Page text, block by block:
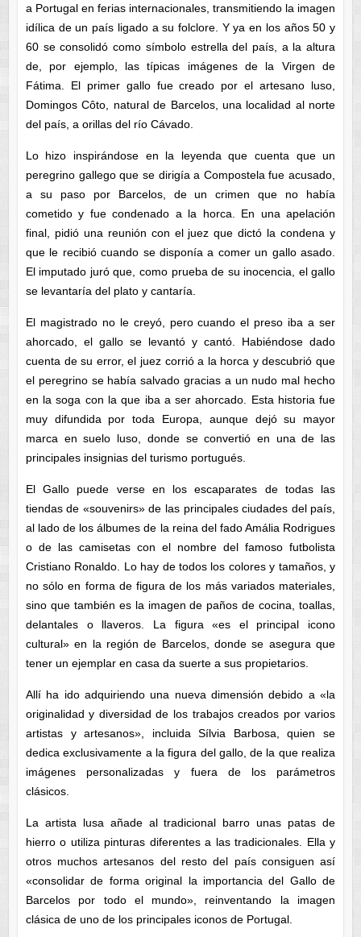
a Portugal en ferias internacionales, transmitiendo la imagen
idílica de un país ligado a su folclore. Y ya en los años 50 y
60 se consolidó como símbolo estrella del país, a la altura
de, por ejemplo, las típicas imágenes de la Virgen de
Fátima. El primer gallo fue creado por el artesano luso,
Domingos Côto, natural de Barcelos, una localidad al norte
del país, a orillas del río Cávado.
Lo hizo inspirándose en la leyenda que cuenta que un
peregrino gallego que se dirigía a Compostela fue acusado,
a su paso por Barcelos, de un crimen que no había
cometido y fue condenado a la horca. En una apelación
final, pidió una reunión con el juez que dictó la condena y
que le recibió cuando se disponía a comer un gallo asado.
El imputado juró que, como prueba de su inocencia, el gallo
se levantaría del plato y cantaría.
El magistrado no le creyó, pero cuando el preso iba a ser
ahorcado, el gallo se levantó y cantó. Habiéndose dado
cuenta de su error, el juez corrió a la horca y descubrió que
el peregrino se había salvado gracias a un nudo mal hecho
en la soga con la que iba a ser ahorcado. Esta historia fue
muy difundida por toda Europa, aunque dejó su mayor
marca en suelo luso, donde se convertió en una de las
principales insignias del turismo portugués.
El Gallo puede verse en los escaparates de todas las
tiendas de «souvenirs» de las principales ciudades del país,
al lado de los álbumes de la reina del fado Amália Rodrigues
o de las camisetas con el nombre del famoso futbolista
Cristiano Ronaldo. Lo hay de todos los colores y tamaños, y
no sólo en forma de figura de los más variados materiales,
sino que también es la imagen de paños de cocina, toallas,
delantales o llaveros. La figura «es el principal icono
cultural» en la región de Barcelos, donde se asegura que
tener un ejemplar en casa da suerte a sus propietarios.
Allí ha ido adquiriendo una nueva dimensión debido a «la
originalidad y diversidad de los trabajos creados por varios
artistas y artesanos», incluida Sílvia Barbosa, quien se
dedica exclusivamente a la figura del gallo, de la que realiza
imágenes personalizadas y fuera de los parámetros
clásicos.
La artista lusa añade al tradicional barro unas patas de
hierro o utiliza pinturas diferentes a las tradicionales. Ella y
otros muchos artesanos del resto del país consiguen así
«consolidar de forma original la importancia del Gallo de
Barcelos por todo el mundo», reinventando la imagen
clásica de uno de los principales iconos de Portugal.